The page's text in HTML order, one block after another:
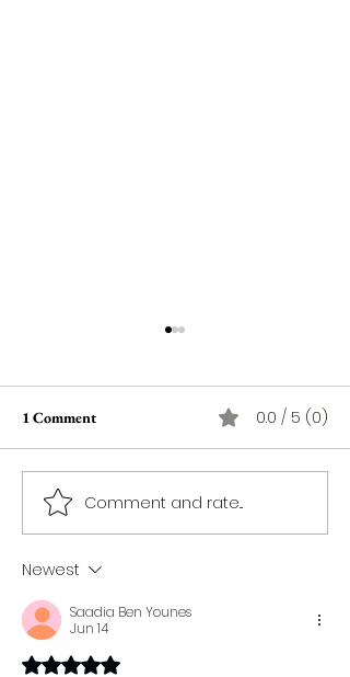
Rana Zarrouk au concert de
la cité de la culture :
indifférent
1 Comment 0.0 / 5 (0)
Comment and rate...
Newest
Saadia Ben Younes
Jun 14
Rated 5 out of 5 stars.